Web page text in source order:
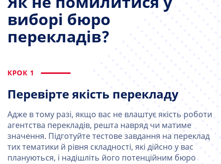
виборі бюро
перекладів?
КРОК 1
Перевірте якість перекладу
Адже в тому разі, якщо вас не влаштує якість роботи
агентства перекладів, решта навряд чи матиме
значення. Підготуйте тестове завдання на переклад
тих тематики й рівня складності, які дійсно у вас
плануються, і надішліть його потенційним бюро